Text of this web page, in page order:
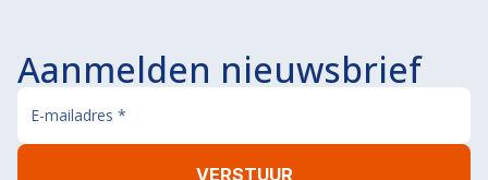
Aanmelden nieuwsbrief